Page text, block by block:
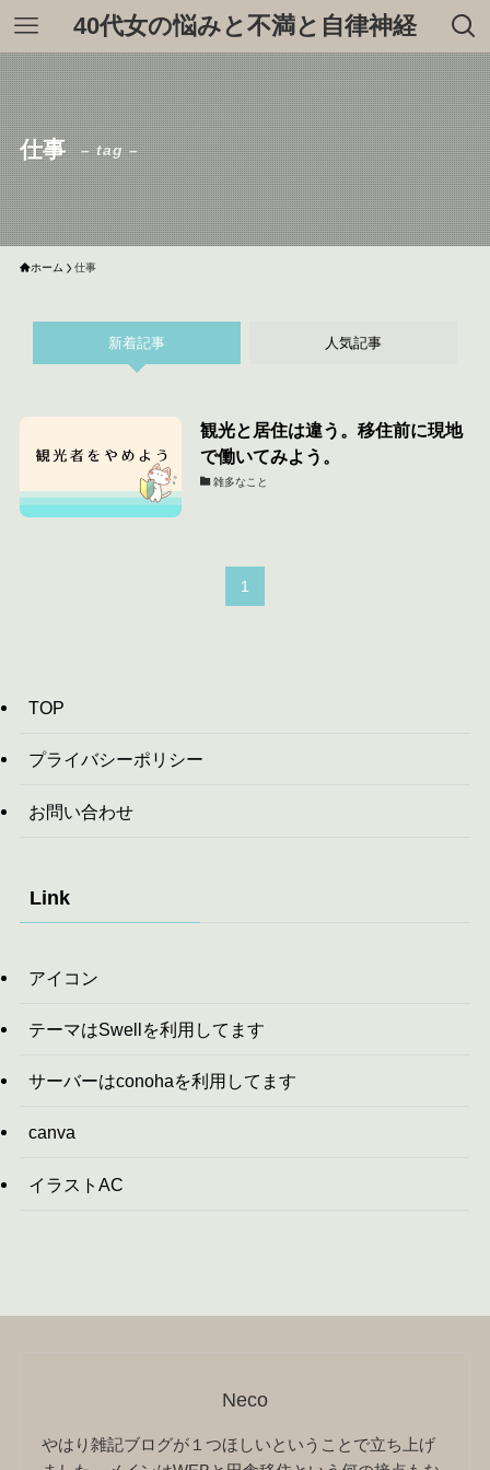
40代女の悩みと不満と自律神経
仕事 – tag –
ホーム 仕事
新着記事 人気記事
観光と居住は違う。移住前に現地
で働いてみよう。
雑多なこと
1
TOP
プライバシーポリシー
お問い合わせ
Link
アイコン
テーマはSwellを利用してます
サーバーはconohaを利用してます
canva
イラストAC
Neco
やはり雑記ブログが１つほしいということで立ち上げ